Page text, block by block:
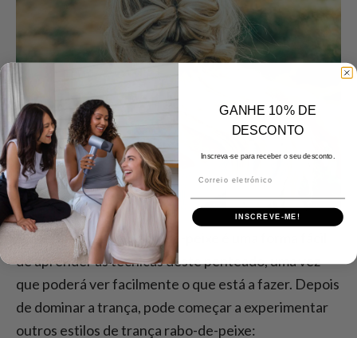
Uma trança lateral rabo-de-peixe é uma forma fácil
de aprender as técnicas deste penteado, uma vez
que poderá ver facilmente o que está a fazer. Depois
de dominar a trança, pode começar a experimentar
outros estilos de trança rabo-de-peixe:
GANHE 10% DE
DESCONTO
Inscreva-se para receber o seu desconto.
INSCREVE-ME!